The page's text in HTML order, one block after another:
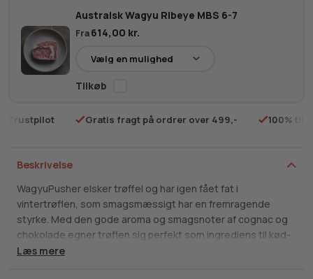
Beskrivelse
WagyuPusher elsker trøffel og har igen fået fat i
vintertrøflen, som smagsmæssigt har en fremragende
styrke. Med den gode aroma og smagsnoter af cognac og
chokolade egner trøflen sig perfekt som ingrediens til kød-
og pastaretter eller som topping til en god forret, herunder
Læs mere
Australsk Wagyu Ribeye MBS 6-7
Fra614,00 kr.
Trustpilot Gratis fragt på ordrer over 499,- 100%